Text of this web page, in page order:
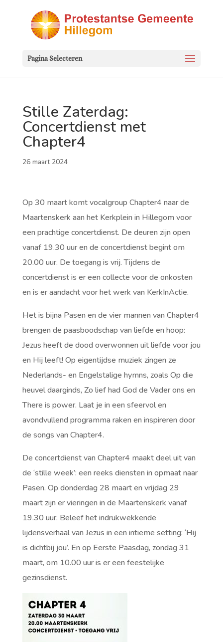
Pagina Selecteren
Stille Zaterdag:
Concertdienst met
Chapter4
26 maart 2024
Op 30 maart komt vocalgroup Chapter4 naar de
Maartenskerk aan het Kerkplein in Hillegom voor
een prachtige concertdienst. De deuren zijn open
vanaf 19.30 uur en de concertdienst begint om
20.00 uur. De toegang is vrij. Tijdens de
concertdienst is er een collecte voor de onkosten
en is er aandacht voor het werk van KerkInActie.
Het is bijna Pasen en de vier mannen van Chapter4
brengen de paasboodschap van liefde en hoop:
Jezus heeft de dood overwonnen uit liefde voor jou
en Hij leeft! Op eigentijdse muziek zingen ze
Nederlands- en Engelstalige hymns, zoals Op die
heuvel daarginds, Zo lief had God de Vader ons en
There is power. Laat je in een sfeervol en
avondvullend programma raken en inspireren door
de songs van Chapter4.
De concertdienst van Chapter4 maakt deel uit van
de ‘stille week’: een reeks diensten in opmaat naar
Pasen. Op donderdag 28 maart en vrijdag 29
maart zijn er vieringen in de Maartenskerk vanaf
19.30 uur. Beleef het indrukwekkende
lijdensverhaal van Jezus in een intieme setting: ‘Hij
is dichtbij jou’. En op Eerste Paasdag, zondag 31
maart, om 10.00 uur is er een feestelijke
gezinsdienst.